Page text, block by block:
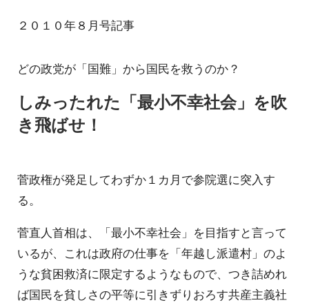
２０１０年８月号記事
どの政党が「国難」から国民を救うのか？
しみったれた「最小不幸社会」を吹
き飛ばせ！
菅政権が発足してわずか１カ月で参院選に突入す
る。
菅直人首相は、「最小不幸社会」を目指すと言って
いるが、これは政府の仕事を「年越し派遣村」のよ
うな貧困救済に限定するようなもので、つき詰めれ
ば国民を貧しさの平等に引きずりおろす共産主義社